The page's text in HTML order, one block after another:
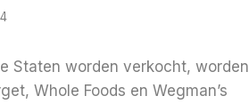
Staten worden verkocht, worden
Whole Foods en Wegman’s